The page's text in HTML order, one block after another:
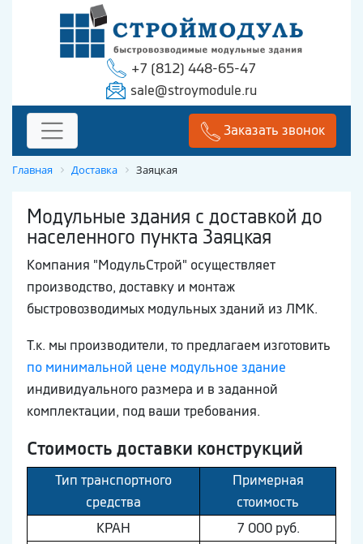
+7 (812) 448-65-47
sale@stroymodule.ru
Заказать звонок
Главная Доставка Заяцкая
Модульные здания с доставкой до
населенного пункта Заяцкая
Компания "МодульСтрой" осуществляет
производство, доставку и монтаж
быстровозводимых модульных зданий из ЛМК.
Т.к. мы производители, то предлагаем изготовить
по минимальной цене модульное здание
индивидуального размера и в заданной
комплектации, под ваши требования.
Стоимость доставки конструкций
Тип транспортного
средства
Примерная
стоимость
КРАН
7 000 руб.